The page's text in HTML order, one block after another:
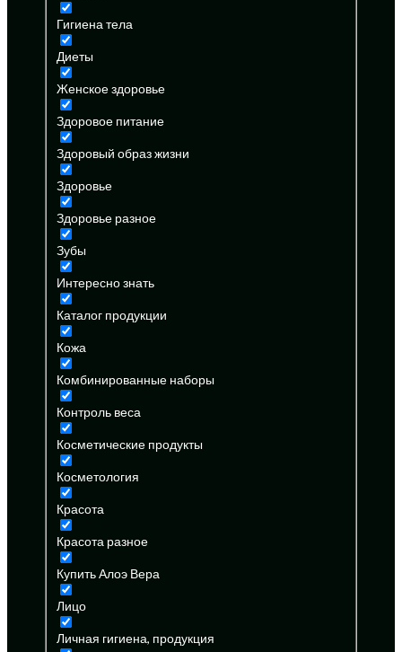
Гигиена тела
Диеты
Женское здоровье
Здоровое питание
Здоровый образ жизни
Здоровье
Здоровье разное
Зубы
Интересно знать
Каталог продукции
Кожа
Комбинированные наборы
Контроль веса
Косметические продукты
Косметология
Красота
Красота разное
Купить Алоэ Вера
Лицо
Личная гигиена, продукция